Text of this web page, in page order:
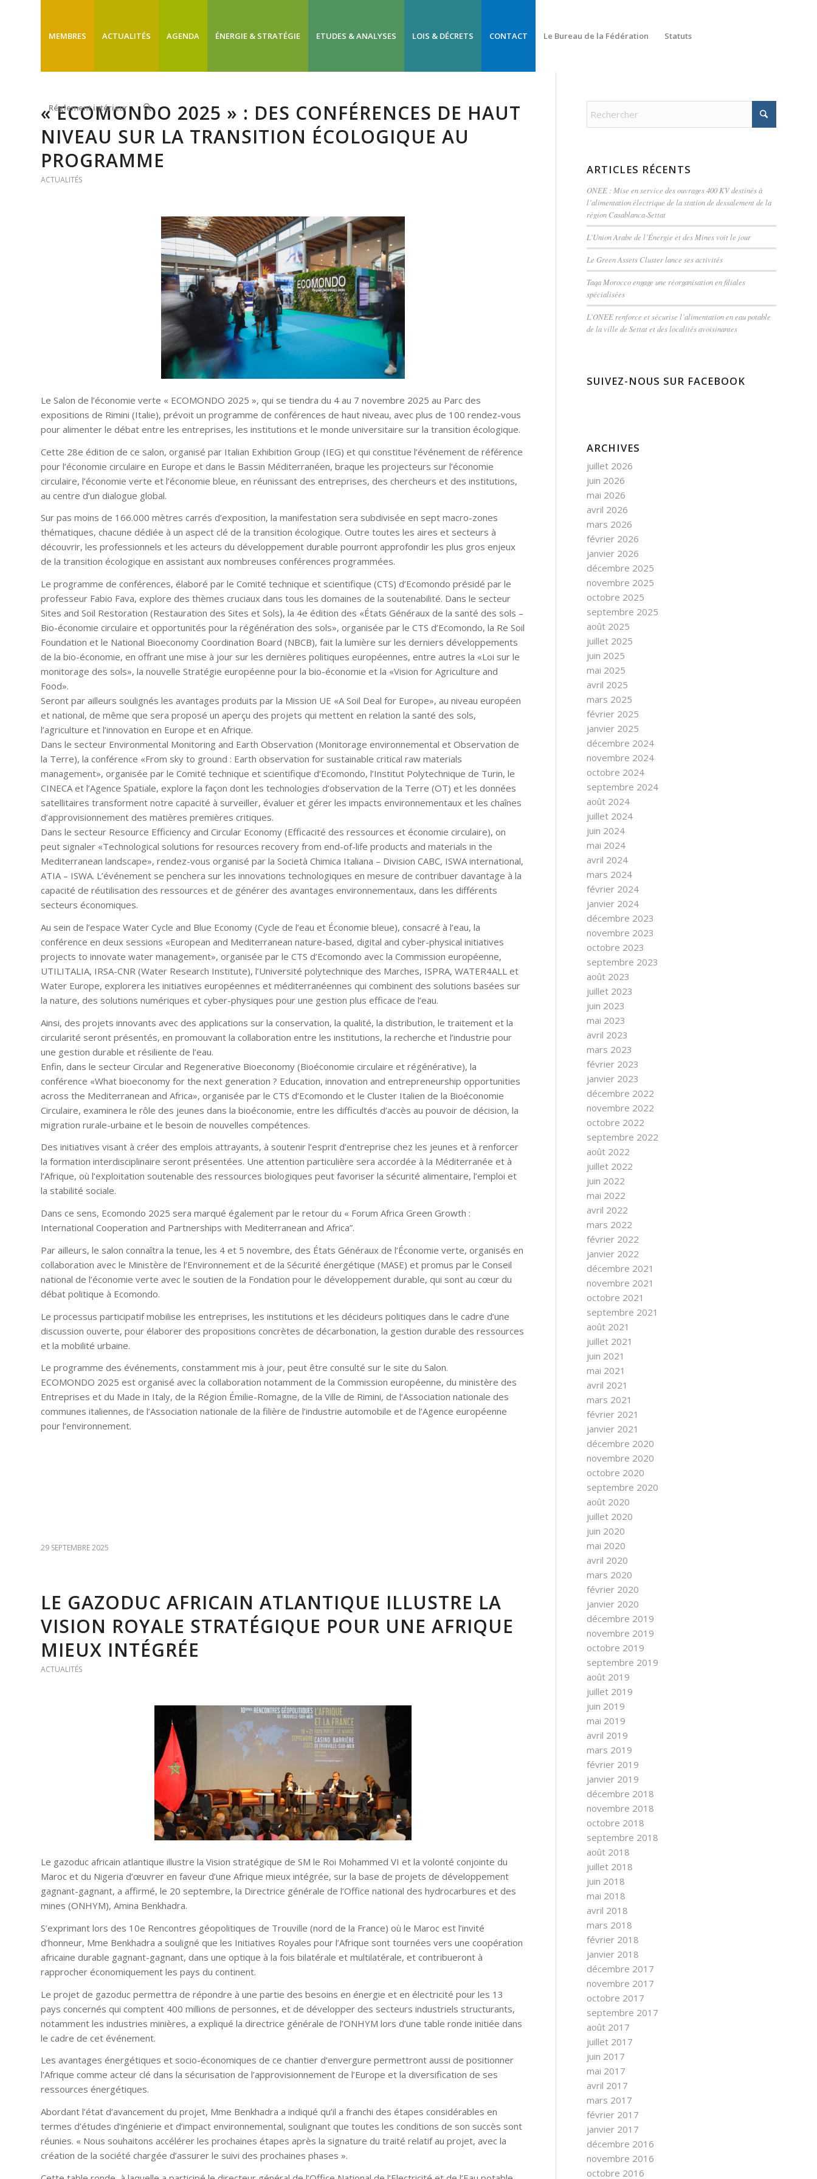
MEMBRES ACTUALITÉS AGENDA ÉNERGIE & STRATÉGIE ETUDES & ANALYSES LOIS & DÉCRETS CONTACT Le Bureau de la Fédération Statuts
Réglement intérieur
« ECOMONDO 2025 » : DES CONFÉRENCES DE HAUT
NIVEAU SUR LA TRANSITION ÉCOLOGIQUE AU
PROGRAMME
ACTUALITÉS
Le Salon de l’économie verte « ECOMONDO 2025 », qui se tiendra du 4 au 7 novembre 2025 au Parc des
expositions de Rimini (Italie), prévoit un programme de conférences de haut niveau, avec plus de 100 rendez-vous
pour alimenter le débat entre les entreprises, les institutions et le monde universitaire sur la transition écologique.
Cette 28e édition de ce salon, organisé par Italian Exhibition Group (IEG) et qui constitue l’événement de référence
pour l’économie circulaire en Europe et dans le Bassin Méditerranéen, braque les projecteurs sur l’économie
circulaire, l’économie verte et l’économie bleue, en réunissant des entreprises, des chercheurs et des institutions,
au centre d’un dialogue global.
Sur pas moins de 166.000 mètres carrés d’exposition, la manifestation sera subdivisée en sept macro-zones
thématiques, chacune dédiée à un aspect clé de la transition écologique. Outre toutes les aires et secteurs à
découvrir, les professionnels et les acteurs du développement durable pourront approfondir les plus gros enjeux
de la transition écologique en assistant aux nombreuses conférences programmées.
Le programme de conférences, élaboré par le Comité technique et scientifique (CTS) d’Ecomondo présidé par le
professeur Fabio Fava, explore des thèmes cruciaux dans tous les domaines de la soutenabilité. Dans le secteur
Sites and Soil Restoration (Restauration des Sites et Sols), la 4e édition des «États Généraux de la santé des sols –
Bio-économie circulaire et opportunités pour la régénération des sols», organisée par le CTS d’Ecomondo, la Re Soil
Foundation et le National Bioeconomy Coordination Board (NBCB), fait la lumière sur les derniers développements
de la bio-économie, en offrant une mise à jour sur les dernières politiques européennes, entre autres la «Loi sur le
monitorage des sols», la nouvelle Stratégie européenne pour la bio-économie et la «Vision for Agriculture and
Food».
Seront par ailleurs soulignés les avantages produits par la Mission UE «A Soil Deal for Europe», au niveau européen
et national, de même que sera proposé un aperçu des projets qui mettent en relation la santé des sols,
l’agriculture et l’innovation en Europe et en Afrique.
Dans le secteur Environmental Monitoring and Earth Observation (Monitorage environnemental et Observation de
la Terre), la conférence «From sky to ground : Earth observation for sustainable critical raw materials
management», organisée par le Comité technique et scientifique d’Ecomondo, l’Institut Polytechnique de Turin, le
CINECA et l’Agence Spatiale, explore la façon dont les technologies d’observation de la Terre (OT) et les données
satellitaires transforment notre capacité à surveiller, évaluer et gérer les impacts environnementaux et les chaînes
d’approvisionnement des matières premières critiques.
Dans le secteur Resource Efficiency and Circular Economy (Efficacité des ressources et économie circulaire), on
peut signaler «Technological solutions for resources recovery from end-of-life products and materials in the
Mediterranean landscape», rendez-vous organisé par la Società Chimica Italiana – Division CABC, ISWA international,
ATIA – ISWA. L’événement se penchera sur les innovations technologiques en mesure de contribuer davantage à la
capacité de réutilisation des ressources et de générer des avantages environnementaux, dans les différents
secteurs économiques.
Au sein de l’espace Water Cycle and Blue Economy (Cycle de l’eau et Économie bleue), consacré à l’eau, la
conférence en deux sessions «European and Mediterranean nature-based, digital and cyber-physical initiatives
projects to innovate water management», organisée par le CTS d’Ecomondo avec la Commission européenne,
UTILITALIA, IRSA-CNR (Water Research Institute), l’Université polytechnique des Marches, ISPRA, WATER4ALL et
Water Europe, explorera les initiatives européennes et méditerranéennes qui combinent des solutions basées sur
la nature, des solutions numériques et cyber-physiques pour une gestion plus efficace de l’eau.
Ainsi, des projets innovants avec des applications sur la conservation, la qualité, la distribution, le traitement et la
circularité seront présentés, en promouvant la collaboration entre les institutions, la recherche et l’industrie pour
une gestion durable et résiliente de l’eau.
Enfin, dans le secteur Circular and Regenerative Bioeconomy (Bioéconomie circulaire et régénérative), la
conférence «What bioeconomy for the next generation ? Education, innovation and entrepreneurship opportunities
across the Mediterranean and Africa», organisée par le CTS d’Ecomondo et le Cluster Italien de la Bioéconomie
Circulaire, examinera le rôle des jeunes dans la bioéconomie, entre les difficultés d’accès au pouvoir de décision, la
migration rurale-urbaine et le besoin de nouvelles compétences.
Des initiatives visant à créer des emplois attrayants, à soutenir l’esprit d’entreprise chez les jeunes et à renforcer
la formation interdisciplinaire seront présentées. Une attention particulière sera accordée à la Méditerranée et à
l’Afrique, où l’exploitation soutenable des ressources biologiques peut favoriser la sécurité alimentaire, l’emploi et
la stabilité sociale.
Dans ce sens, Ecomondo 2025 sera marqué également par le retour du « Forum Africa Green Growth :
International Cooperation and Partnerships with Mediterranean and Africa”.
Par ailleurs, le salon connaîtra la tenue, les 4 et 5 novembre, des États Généraux de l’Économie verte, organisés en
collaboration avec le Ministère de l’Environnement et de la Sécurité énergétique (MASE) et promus par le Conseil
national de l’économie verte avec le soutien de la Fondation pour le développement durable, qui sont au cœur du
débat politique à Ecomondo.
Le processus participatif mobilise les entreprises, les institutions et les décideurs politiques dans le cadre d’une
discussion ouverte, pour élaborer des propositions concrètes de décarbonation, la gestion durable des ressources
et la mobilité urbaine.
Le programme des événements, constamment mis à jour, peut être consulté sur le site du Salon.
ECOMONDO 2025 est organisé avec la collaboration notamment de la Commission européenne, du ministère des
Entreprises et du Made in Italy, de la Région Émilie-Romagne, de la Ville de Rimini, de l’Association nationale des
communes italiennes, de l’Association nationale de la filière de l’industrie automobile et de l’Agence européenne
pour l’environnement.
29 SEPTEMBRE 2025
LE GAZODUC AFRICAIN ATLANTIQUE ILLUSTRE LA
VISION ROYALE STRATÉGIQUE POUR UNE AFRIQUE
MIEUX INTÉGRÉE
ACTUALITÉS
Le gazoduc africain atlantique illustre la Vision stratégique de SM le Roi Mohammed VI et la volonté conjointe du
Maroc et du Nigeria d’œuvrer en faveur d’une Afrique mieux intégrée, sur la base de projets de développement
gagnant-gagnant, a affirmé, le 20 septembre, la Directrice générale de l’Office national des hydrocarbures et des
mines (ONHYM), Amina Benkhadra.
S’exprimant lors des 10e Rencontres géopolitiques de Trouville (nord de la France) où le Maroc est l’invité
d’honneur, Mme Benkhadra a souligné que les Initiatives Royales pour l’Afrique sont tournées vers une coopération
africaine durable gagnant-gagnant, dans une optique à la fois bilatérale et multilatérale, et contribueront à
rapprocher économiquement les pays du continent.
Le projet de gazoduc permettra de répondre à une partie des besoins en énergie et en électricité pour les 13
pays concernés qui comptent 400 millions de personnes, et de développer des secteurs industriels structurants,
notamment les industries minières, a expliqué la directrice générale de l’ONHYM lors d’une table ronde initiée dans
le cadre de cet événement.
Les avantages énergétiques et socio-économiques de ce chantier d’envergure permettront aussi de positionner
l’Afrique comme acteur clé dans la sécurisation de l’approvisionnement de l’Europe et la diversification de ses
ressources énergétiques.
Abordant l’état d’avancement du projet, Mme Benkhadra a indiqué qu’il a franchi des étapes considérables en
termes d’études d’ingénierie et d’impact environnemental, soulignant que toutes les conditions de son succès sont
réunies. « Nous souhaitons accélérer les prochaines étapes après la signature du traité relatif au projet, avec la
création de la société chargée d’assurer le suivi des prochaines phases ».
ARTICLES RÉCENTS
ONEE : Mise en service des ouvrages 400 KV destinés à
l’alimentation électrique de la station de dessalement de la
région Casablanca-Settat
L’Union Arabe de l’Énergie et des Mines voit le jour
Le Green Assets Cluster lance ses activités
Taqa Morocco engage une réorganisation en filiales
spécialisées
L’ONEE renforce et sécurise l’alimentation en eau potable
de la ville de Settat et des localités avoisinantes
SUIVEZ-NOUS SUR FACEBOOK
ARCHIVES
juillet 2026
juin 2026
mai 2026
avril 2026
mars 2026
février 2026
janvier 2026
décembre 2025
novembre 2025
octobre 2025
septembre 2025
août 2025
juillet 2025
juin 2025
mai 2025
avril 2025
mars 2025
février 2025
janvier 2025
décembre 2024
novembre 2024
octobre 2024
septembre 2024
août 2024
juillet 2024
juin 2024
mai 2024
avril 2024
mars 2024
février 2024
janvier 2024
décembre 2023
novembre 2023
octobre 2023
septembre 2023
août 2023
juillet 2023
juin 2023
mai 2023
avril 2023
mars 2023
février 2023
janvier 2023
décembre 2022
novembre 2022
octobre 2022
septembre 2022
août 2022
juillet 2022
juin 2022
mai 2022
avril 2022
mars 2022
février 2022
janvier 2022
décembre 2021
novembre 2021
octobre 2021
septembre 2021
août 2021
juillet 2021
juin 2021
mai 2021
avril 2021
mars 2021
février 2021
janvier 2021
décembre 2020
novembre 2020
octobre 2020
septembre 2020
août 2020
juillet 2020
juin 2020
mai 2020
avril 2020
mars 2020
février 2020
janvier 2020
décembre 2019
novembre 2019
octobre 2019
septembre 2019
août 2019
juillet 2019
juin 2019
mai 2019
avril 2019
mars 2019
février 2019
janvier 2019
décembre 2018
novembre 2018
octobre 2018
septembre 2018
août 2018
juillet 2018
juin 2018
mai 2018
avril 2018
mars 2018
février 2018
janvier 2018
décembre 2017
novembre 2017
octobre 2017
septembre 2017
août 2017
juillet 2017
juin 2017
mai 2017
avril 2017
mars 2017
février 2017
janvier 2017
décembre 2016
novembre 2016
octobre 2016